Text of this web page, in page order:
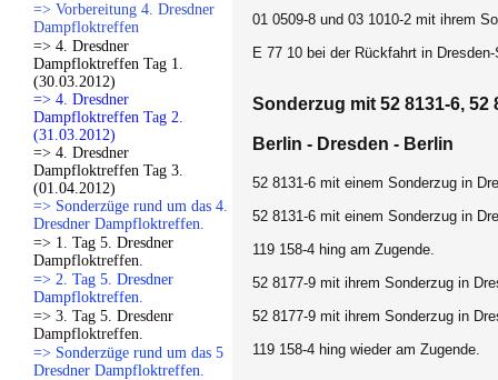
=> Vorbereitung 4. Dresdner
Dampfloktreffen
=> 4. Dresdner
Dampfloktreffen Tag 1.
(30.03.2012)
=> 4. Dresdner
Dampfloktreffen Tag 2.
(31.03.2012)
=> 4. Dresdner
Dampfloktreffen Tag 3.
(01.04.2012)
=> Sonderzüge rund um das 4.
Dresdner Dampfloktreffen.
=> 1. Tag 5. Dresdner
Dampfloktreffen.
=> 2. Tag 5. Dresdner
Dampfloktreffen.
=> 3. Tag 5. Dresdenr
Dampfloktreffen.
=> Sonderzüge rund um das 5
Dresdner Dampfloktreffen.
01 0509-8 und 03 1010-2 mit ihrem
E 77 10 bei der Rückfahrt in
Sonderzug mit 52 8131-6, 52
Berlin - Dresden - Berlin
52 8131-6 mit einem Sonderzug in
52 8131-6 mit einem Sonderzug in
119 158-4 hing am Zugende.
52 8177-9 mit ihrem Sonderzug in
52 8177-9 mit ihrem Sonderzug in
119 158-4 hing wieder am Zugende.